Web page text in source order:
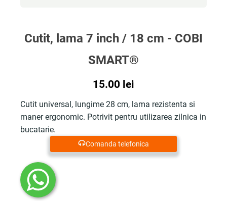
Cutit, lama 7 inch / 18 cm - COBI
SMART®
15.00 lei
Cutit universal, lungime 28 cm, lama rezistenta si
maner ergonomic. Potrivit pentru utilizarea zilnica in
bucatarie.
Comanda telefonica